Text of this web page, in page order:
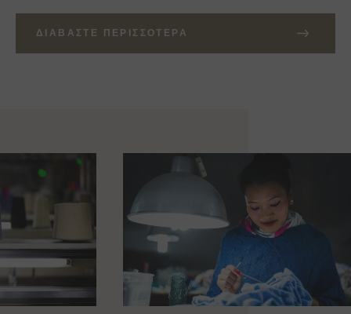
ΔΙΑΒΆΣΤΕ ΠΕΡΙΣΣΌΤΕΡΑ